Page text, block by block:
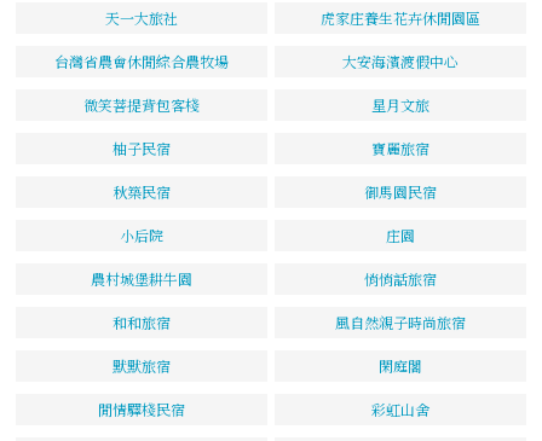
天一大旅社 虎家庄養生花卉休閒園區
台灣省農會休閒綜合農牧場 大安海濱渡假中心
微笑菩提背包客棧 星月文旅
柚子民宿 寶麗旅宿
秋築民宿 御馬園民宿
小后院 庄園
農村城堡耕牛園 悄悄話旅宿
和和旅宿 風自然親子時尚旅宿
默默旅宿 閑庭閣
閒情驛棧民宿 彩虹山舍